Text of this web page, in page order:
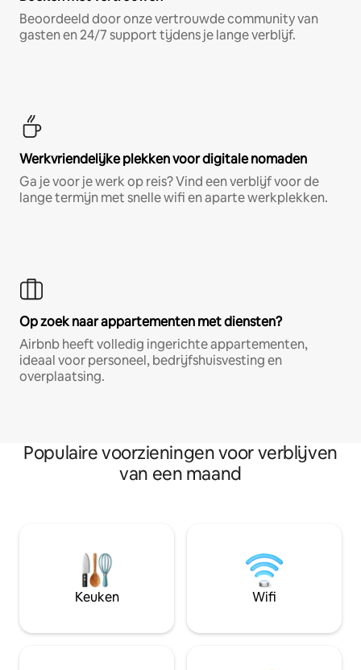
Beoordeeld door onze vertrouwde community van
gasten en 24/7 support tijdens je lange verblijf.
Werkvriendelijke plekken voor digitale nomaden
Ga je voor je werk op reis? Vind een verblijf voor de
lange termijn met snelle wifi en aparte werkplekken.
Op zoek naar appartementen met diensten?
Airbnb heeft volledig ingerichte appartementen,
ideaal voor personeel, bedrijfshuisvesting en
overplaatsing.
Populaire voorzieningen voor verblijven
van een maand
Keuken Wifi